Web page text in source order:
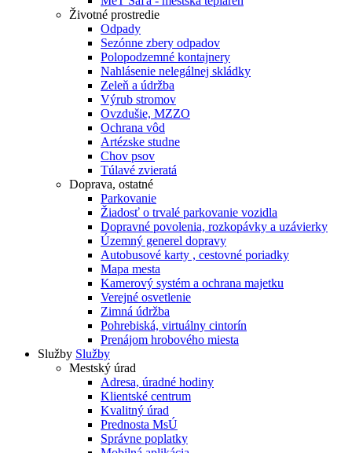
Životné prostredie
Odpady
Sezónne zbery odpadov
Polopodzemné kontajnery
Nahlásenie nelegálnej skládky
Zeleň a údržba
Výrub stromov
Ovzdušie, MZZO
Ochrana vôd
Artézske studne
Chov psov
Túlavé zvieratá
Doprava, ostatné
Parkovanie
Žiadosť o trvalé parkovanie vozidla
Dopravné povolenia, rozkopávky a uzávierky
Územný generel dopravy
Autobusové karty , cestovné poriadky
Mapa mesta
Kamerový systém a ochrana majetku
Verejné osvetlenie
Zimná údržba
Pohrebiská, virtuálny cintorín
Prenájom hrobového miesta
Služby Služby
Mestský úrad
Adresa, úradné hodiny
Klientské centrum
Kvalitný úrad
Prednosta MsÚ
Správne poplatky